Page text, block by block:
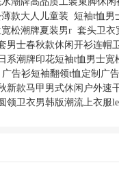
款大人儿童装 短袖t恤男
松潮牌夏装男r 套头卫衣
男士春秋款休闲开衫连帽
系潮牌印花短袖t恤男士宽
广告衫短袖翻领t恤定制广
新款马甲男式休闲户外速
领卫衣男韩版潮流上衣服